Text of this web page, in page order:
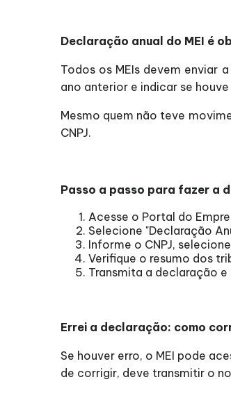
Declaração anual do MEI é
Todos os MEIs devem enviar
ano anterior e indicar se
Mesmo quem não teve
CNPJ.
Passo a passo para fazer a
Acesse o Portal do
Selecione "Declaração
Informe o CNPJ,
Verifique o resumo dos
Transmita a declaração e
Errei a declaração: como
Se houver erro, o MEI pode
de corrigir, deve transmitir o